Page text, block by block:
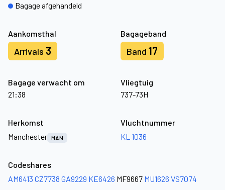
Aankomsthal
Arrivals 3
Bagageband
Band 17
Bagage verwacht om
21:38
Vliegtuig
737-73H
Bagage afgehandeld
Herkomst
Manchester MAN
Vluchtnummer
KL 1036
Codeshares
AM6413 CZ7738 GA9229 KE6426 MF9667 MU1626 VS7074